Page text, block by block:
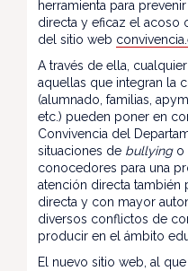
herramienta para
directa y eficaz el acoso
del sitio web
A través de ella,
aquellas que integran la
(alumnado, familias,
etc.) pueden poner en
Convivencia del
situaciones de bullyingo
conocedores para una
atención directa también
directa y con mayor
diversos conflictos de
producir en el ámbito
El nuevo sitio web, al